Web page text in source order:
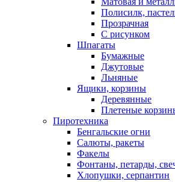
Полисилк,
Прозрачная
С рисунком
Шпагаты
Бумажные
Джутовые
Льняные
Ящики, корзины
Деревянные
Плетеные
Пиротехника
Бенгальские огни
Салюты, ракеты
Факелы
Фонтаны, петарды,
Хлопушки, серпантин